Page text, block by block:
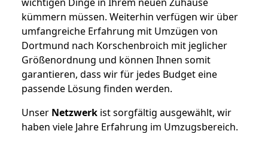
kümmern müssen. Weiterhin verfügen wir über
umfangreiche Erfahrung mit Umzügen von
Dortmund nach Korschenbroich mit jeglicher
Größenordnung und können Ihnen somit
garantieren, dass wir für jedes Budget eine
passende Lösung finden werden.
Unser Netzwerk ist sorgfältig ausgewählt, wir
haben viele Jahre Erfahrung im Umzugsbereich.